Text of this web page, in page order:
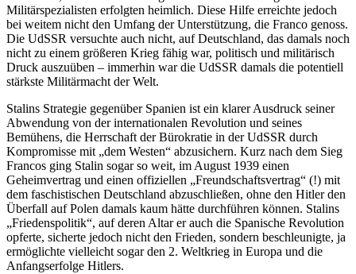
Militärspezialisten erfolgten heimlich. Diese Hilfe erreichte jedoch
bei weitem nicht den Umfang der Unterstützung, die Franco genoss.
Die UdSSR versuchte auch nicht, auf Deutschland, das damals noch
nicht zu einem größeren Krieg fähig war, politisch und militärisch
Druck auszuüben – immerhin war die UdSSR damals die potentiell
stärkste Militärmacht der Welt.
Stalins Strategie gegenüber Spanien ist ein klarer Ausdruck seiner
Abwendung von der internationalen Revolution und seines
Bemühens, die Herrschaft der Bürokratie in der UdSSR durch
Kompromisse mit „dem Westen“ abzusichern. Kurz nach dem Sieg
Francos ging Stalin sogar so weit, im August 1939 einen
Geheimvertrag und einen offiziellen „Freundschaftsvertrag“ (!) mit
dem faschistischen Deutschland abzuschließen, ohne den Hitler den
Überfall auf Polen damals kaum hätte durchführen können. Stalins
„Friedenspolitik“, auf deren Altar er auch die Spanische Revolution
opferte, sicherte jedoch nicht den Frieden, sondern beschleunigte, ja
ermöglichte vielleicht sogar den 2. Weltkrieg in Europa und die
Anfangserfolge Hitlers.